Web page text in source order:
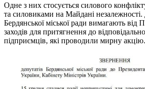
Одне з них стосується силового
та силовиками на Майдані незалежності.
Бердянської міської ради вимагають від
заходів для притягнення до
підприємців, які проводили мирну акцію.